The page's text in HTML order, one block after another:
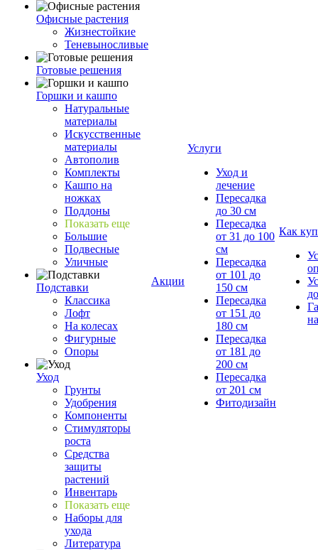
Офисные растения
Жизнестойкие
Теневыносливые
Готовые решения
Горшки и кашпо
Натуральные
материалы
Искусственные
материалы
Автополив
Комплекты
Кашпо на
ножках
Поддоны
Показать еще
Большие
Подвесные
Уличные
Подставки
Классика
Лофт
На колесах
Фигурные
Опоры
Уход
Грунты
Удобрения
Компоненты
Стимуляторы
роста
Средства
защиты
растений
Инвентарь
Показать еще
Наборы для
ухода
Литература
Акции
Услуги
Уход и
лечение
Пересадка
до 30 см
Пересадка
от 31 до 100
см
Пересадка
от 101 до
150 см
Пересадка
от 151 до
180 см
Пересадка
от 181 до
200 см
Пересадка
от 201 см
Фитодизайн
Как